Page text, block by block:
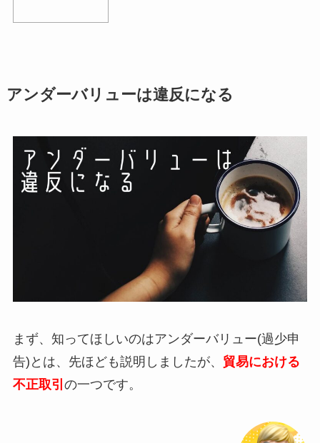
アンダーバリューは違反になる
まず、知ってほしいのはアンダーバリュー(過少申
告)とは、先ほども説明しましたが、 貿易における
不正取引 の一つです。